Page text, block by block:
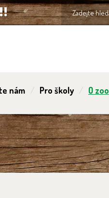
nám Pro školy O zoo